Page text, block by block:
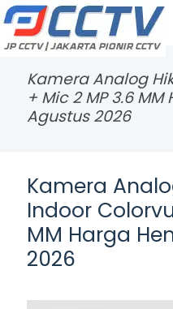
Kamera Analog
+ Mic 2 MP 3.6
Agustus 2026
Kamera
Indoor
MM Harga
2026